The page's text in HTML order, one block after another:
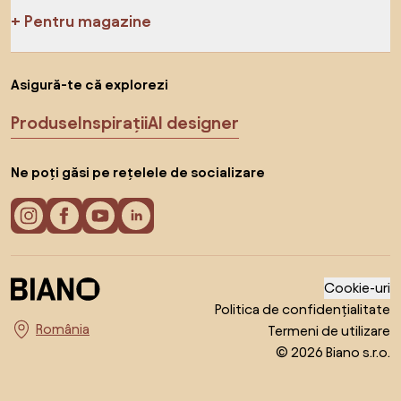
Pentru magazine
Asigură-te că explorezi
ProduseInspirațiiAI designer
Ne poți găsi pe rețelele de socializare
Alege țara
Cookie-uri
Politica de confidențialitate
Termeni de utilizare
© 2026 Biano s.r.o.